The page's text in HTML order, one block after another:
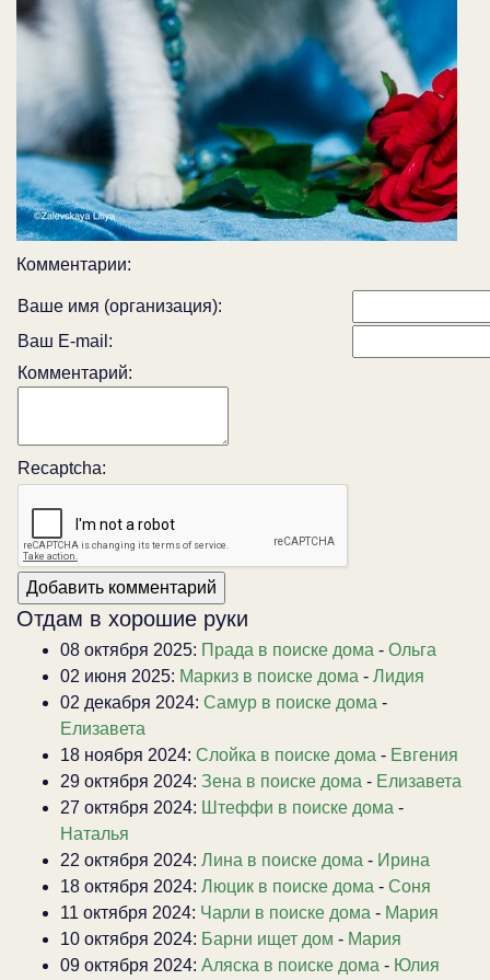
Комментарии:
Ваше имя (организация):
Ваш E-mail:
Комментарий:
Recaptcha:
Отдам в хорошие руки
08 октября 2025: Прада в поиске дома - Ольга
02 июня 2025: Маркиз в поиске дома - Лидия
02 декабря 2024: Самур в поиске дома -
Елизавета
18 ноября 2024: Слойка в поиске дома - Евгения
29 октября 2024: Зена в поиске дома - Елизавета
27 октября 2024: Штеффи в поиске дома -
Наталья
22 октября 2024: Лина в поиске дома - Ирина
18 октября 2024: Люцик в поиске дома - Соня
11 октября 2024: Чарли в поиске дома - Мария
10 октября 2024: Барни ищет дом - Мария
09 октября 2024: Аляска в поиске дома - Юлия